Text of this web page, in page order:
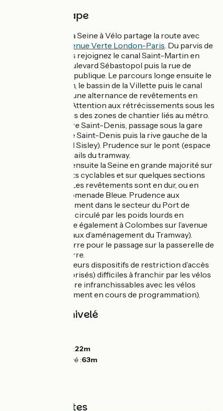
Détail de l'étape
Sur cette étape, La Seine à Vélo partage la route avec
L’Avenue Verte London-Paris. Du parvis de
Notre-Dame, vous rejoignez le canal Saint-Martin en
empruntant le boulevard Sébastopol puis la rue de
Turbigo jusqu’à République. Le parcours longe ensuite le
canal Saint-Martin, le bassin de la Villette puis le canal
Saint-Denis avec une alternance de revêtements en
enrobé et béton. Attention aux rétrécissements sous les
ponts et les abords des zones de chantier liés au métro.
Au niveau de la gare Saint-Denis, passage sous la gare
pour rejoindre l’île Saint-Denis puis la rive gauche de la
Seine (Quai Alfred Sisley). Prudence sur le pont (espace
partagé) avec les rails du tramway.
L’itinéraire longe ensuite la Seine en grande majorité sur
des aménagements cyclables et sur quelques sections
de voirie apaisée. Les revêtements sont en dur, ou en
stabilisé sur la Promenade Bleue. Prudence aux
carrefours, notamment dans le secteur du Port de
Gennevilliers très circulé par les poids lourds en
semaine. Prudence également à Colombes sur l’avenue
d’Argenteuil (travaux d’aménagement du Tramway).
Mettre le pied à terre pour le passage sur la passerelle de
la Darse de Nanterre.
Présence de plusieurs dispositifs de restriction d’accès
(anti 2 roues motorisés) difficiles à franchir par les vélos
avec sacoches voire infranchissables avec les vélos
cargos (remplacement en cours de programmation).
Pentes et dénivelé
Point le plus bas :22m
Point le plus élevé :63m
Types de routes